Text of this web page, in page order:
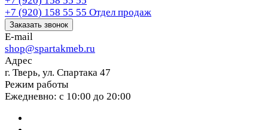
+7 (920) 158 55 55 Отдел продаж
Заказать звонок
E-mail
shop@spartakmeb.ru
Адрес
г. Тверь, ул. Спартака 47
Режим работы
Ежедневно: с 10:00 до 20:00